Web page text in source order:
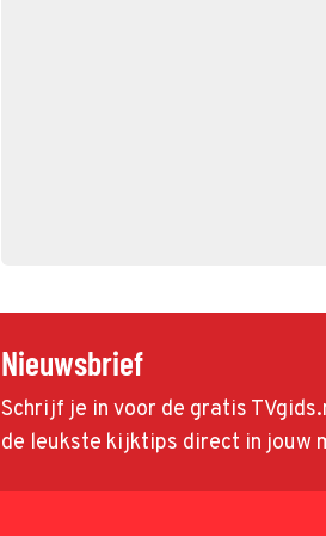
Nieuwsbrief
Schrijf je in voor de gratis
de leukste kijktips direct in jouw